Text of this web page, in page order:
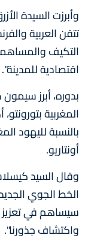
وأبرزت السيدة
تتقن العربية
التكيف
اقتصادية للمدينة".
بدوره، أبرز
المغربية
بالنسبة لليهود
أونتاريو.
وقال السيد
الخط الجوي الجديد
سيساهم في تعزيز
واكتشاف جذورنا".